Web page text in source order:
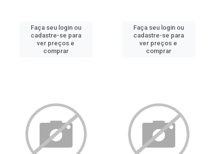
Faça seu login ou
cadastre-se para
ver preços e
comprar
Faça seu login ou
cadastre-se para
ver preços e
comprar